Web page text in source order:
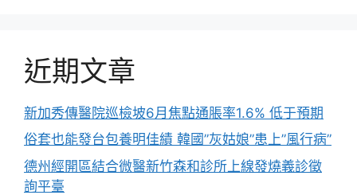
近期文章
新加秀傳醫院巡檢坡6月焦點通脹率1.6% 低于預期
俗套也能發台包養明佳績 韓國”灰姑娘”患上”風行病”
德州經開區結合微醫新竹森和診所上線發燒義診徵
詢平臺